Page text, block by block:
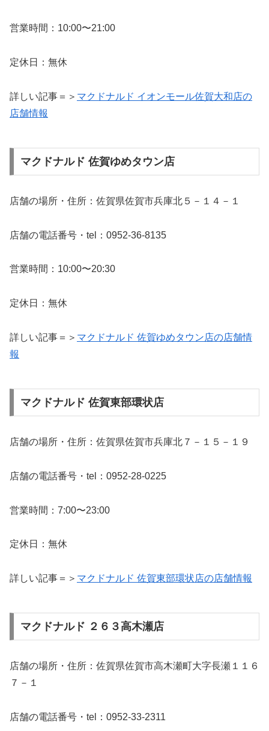
営業時間：10:00〜21:00
定休日：無休
詳しい記事＝＞ マクドナルド イオンモール佐賀大和店の
店舗情報
マクドナルド 佐賀ゆめタウン店
店舗の場所・住所：佐賀県佐賀市兵庫北５－１４－１
店舗の電話番号・tel：0952-36-8135
営業時間：10:00〜20:30
定休日：無休
詳しい記事＝＞ マクドナルド 佐賀ゆめタウン店の店舗情
報
マクドナルド 佐賀東部環状店
店舗の場所・住所：佐賀県佐賀市兵庫北７－１５－１９
店舗の電話番号・tel：0952-28-0225
営業時間：7:00〜23:00
定休日：無休
詳しい記事＝＞ マクドナルド 佐賀東部環状店の店舗情報
マクドナルド ２６３高木瀬店
店舗の場所・住所：佐賀県佐賀市高木瀬町大字長瀬１１６
７－１
店舗の電話番号・tel：0952-33-2311